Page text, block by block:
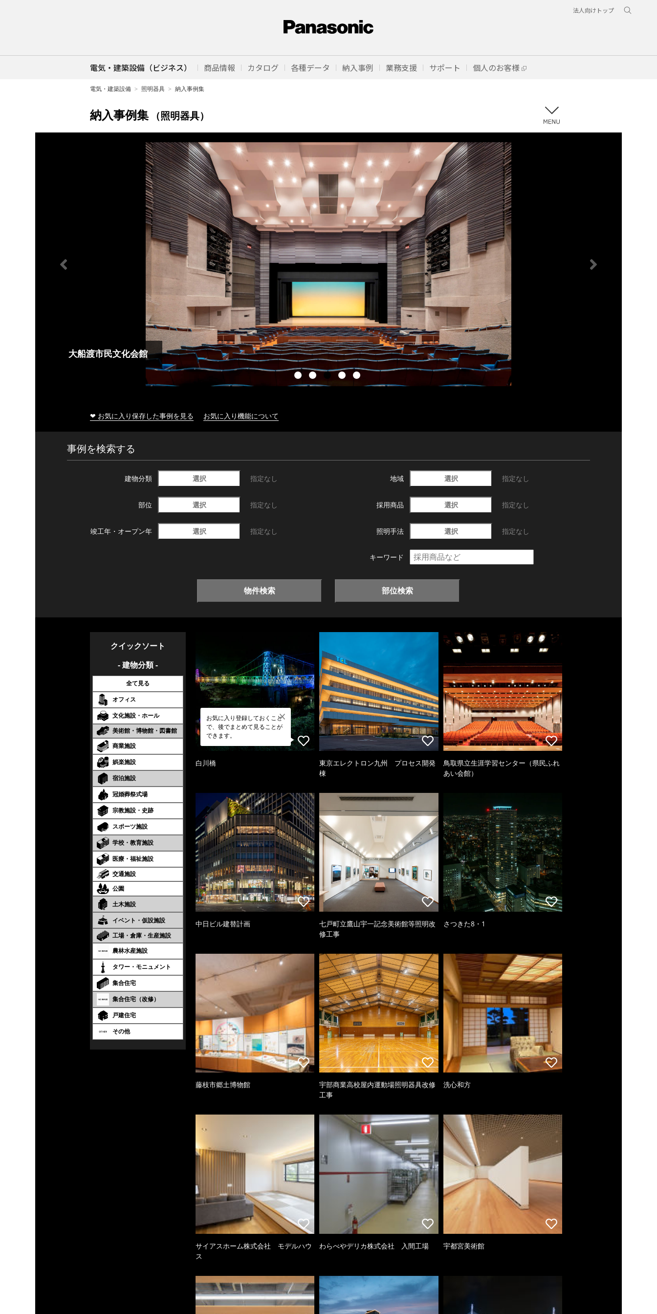
法人向けトップ
電気・建築設備（ビジネス） 商品情報 カタログ 各種データ 納入事例 業務支援 サポート 個人のお客様
電気・建築設備 照明器具 納入事例集
納入事例集 （照明器具）
大船渡市民文化会館
❤ お気に入り保存した事例を見る お気に入り機能について
事例を検索する
建物分類 選択 指定なし 地域 選択 指定なし
部位 選択 指定なし 採用商品 選択 指定なし
竣工年・ オープン年 選択 指定なし 照明手法 選択 指定なし
キーワード
物件検索 部位検索
クイックソート
- 建物分類 -
全て見る
オフィス
文化施設・ホール
美術館・博物館・図書館
商業施設
娯楽施設
宿泊施設
冠婚葬祭式場
宗教施設・史跡
スポーツ施設
学校・教育施設
医療・福祉施設
交通施設
公園
土木施設
イベント・仮設施設
工場・倉庫・生産施設
農林水産施設
タワー・モニュメント
集合住宅
集合住宅（改修）
戸建住宅
その他
お気に入り登録しておくこと
で、後でまとめて見ることが
できます。
白川橋
東京エレクトロン九州 プロセス開発
棟
鳥取県立生涯学習センター（県民ふれ
あい会館）
中日ビル建替計画
七戸町立鷹山宇一記念美術館等照明改
修工事
さつきた8・1
藤枝市郷土博物館
宇部商業高校屋内運動場照明器具改修
工事
洗心和方
サイアスホーム株式会社 モデルハウ
ス
わらべやデリカ株式会社 入間工場 宇都宮美術館